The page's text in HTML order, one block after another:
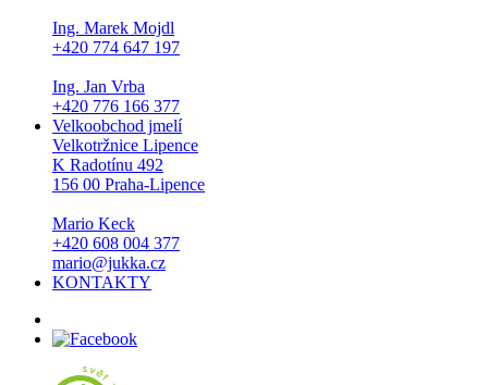
Ing. Marek Mojdl
+420 774 647 197
Ing. Jan Vrba
+420 776 166 377
Velkoobchod jmelí
Velkotržnice Lipence
K Radotínu 492
156 00 Praha-Lipence
Mario Keck
+420 608 004 377
mario@jukka.cz
KONTAKTY